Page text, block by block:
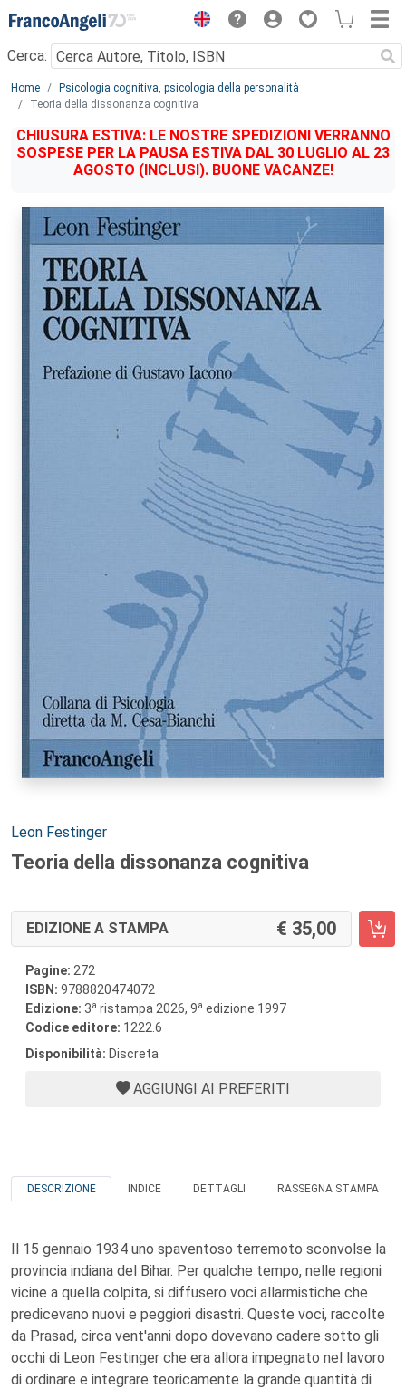
Menu
Cerca:
Main content
Home
Psicologia cognitiva, psicologia della personalità
Teoria della dissonanza cognitiva
CHIUSURA ESTIVA: LE NOSTRE SPEDIZIONI VERRANNO
SOSPESE PER LA PAUSA ESTIVA DAL 30 LUGLIO AL 23
AGOSTO (INCLUSI). BUONE VACANZE!
Autori:
Leon Festinger
Teoria della dissonanza cognitiva
EDIZIONE A STAMPA 35,00
Pagine: 272
ISBN: 9788820474072
Edizione: 3a ristampa 2026, 9a edizione 1997
Codice editore: 1222.6
Disponibilità: Discreta
AGGIUNGI AI PREFERITI
DESCRIZIONE INDICE DETTAGLI RASSEGNA STAMPA
Il 15 gennaio 1934 uno spaventoso terremoto sconvolse la
provincia indiana del Bihar. Per qualche tempo, nelle regioni
vicine a quella colpita, si diffusero voci allarmistiche che
predicevano nuovi e peggiori disastri. Queste voci, raccolte
da Prasad, circa vent'anni dopo dovevano cadere sotto gli
occhi di Leon Festinger che era allora impegnato nel lavoro
di ordinare e integrare teoricamente la grande quantità di